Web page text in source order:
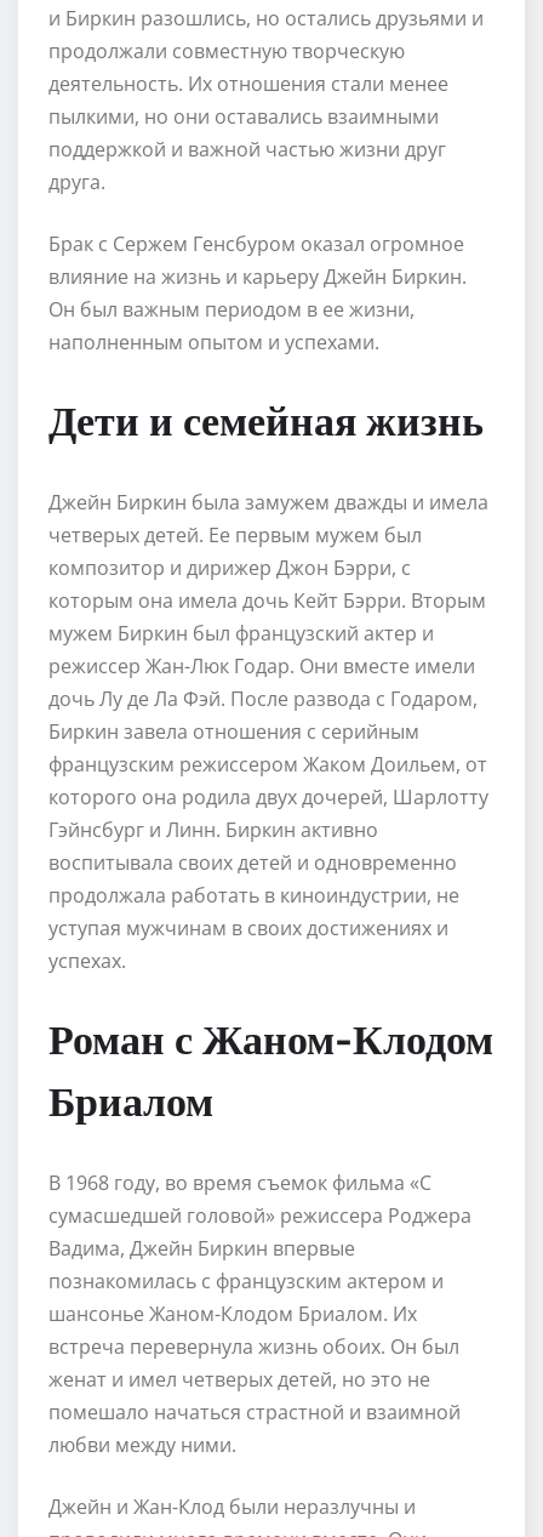
и Биркин разошлись, но остались друзьями и
продолжали совместную творческую
деятельность. Их отношения стали менее
пылкими, но они оставались взаимными
поддержкой и важной частью жизни друг
друга.
Брак с Сержем Генсбуром оказал огромное
влияние на жизнь и карьеру Джейн Биркин.
Он был важным периодом в ее жизни,
наполненным опытом и успехами.
Дети и семейная жизнь
Джейн Биркин была замужем дважды и имела
четверых детей. Ее первым мужем был
композитор и дирижер Джон Бэрри, с
которым она имела дочь Кейт Бэрри. Вторым
мужем Биркин был французский актер и
режиссер Жан-Люк Годар. Они вместе имели
дочь Лу де Ла Фэй. После развода с Годаром,
Биркин завела отношения с серийным
французским режиссером Жаком Доильем, от
которого она родила двух дочерей, Шарлотту
Гэйнсбург и Линн. Биркин активно
воспитывала своих детей и одновременно
продолжала работать в киноиндустрии, не
уступая мужчинам в своих достижениях и
успехах.
Роман с Жаном-Клодом
Бриалом
В 1968 году, во время съемок фильма «С
сумасшедшей головой» режиссера Роджера
Вадима, Джейн Биркин впервые
познакомилась с французским актером и
шансонье Жаном-Клодом Бриалом. Их
встреча перевернула жизнь обоих. Он был
женат и имел четверых детей, но это не
помешало начаться страстной и взаимной
любви между ними.
Джейн и Жан-Клод были неразлучны и